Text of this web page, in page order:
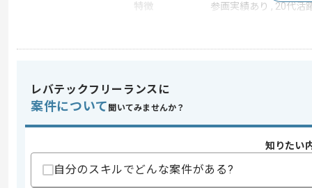
特徴
参画実績あり , 20代活
・After Effectsを用いた実務経験
レバテックフリーランスに
案件について 聞いてみませんか？
知りたい
自分のスキルでどんな案件がある?